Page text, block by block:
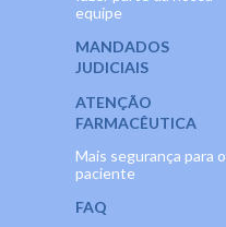
equipe
MANDADOS
JUDICIAIS
ATENÇÃO
FARMACÊUTICA
Mais segurança para o
paciente
FAQ